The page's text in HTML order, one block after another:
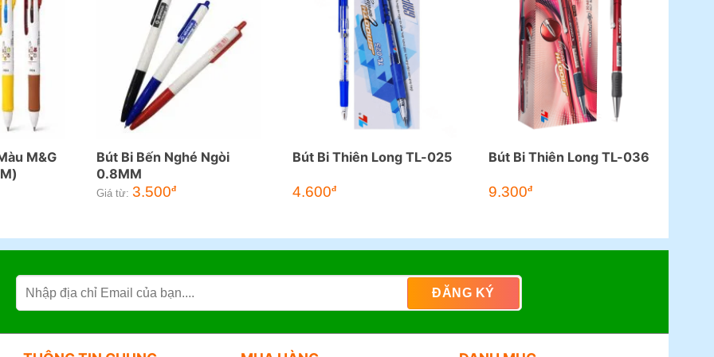
M&G
Bút Bi Bến Nghé Ngòi
0.8MM
Giá từ: 3.500đ
Bút Bi Thiên Long TL-025
4.600đ
Bút Bi Thiên Long TL-036
9.300đ